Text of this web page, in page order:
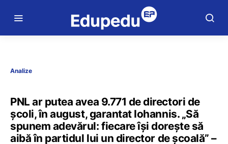
Analize
PNL ar putea avea 9.771 de directori de
școli, în august, garantat Iohannis. „Să
spunem adevărul: fiecare își dorește să
aibă în partidul lui un director de școală” –